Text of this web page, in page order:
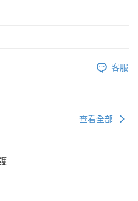
客服
查看全部